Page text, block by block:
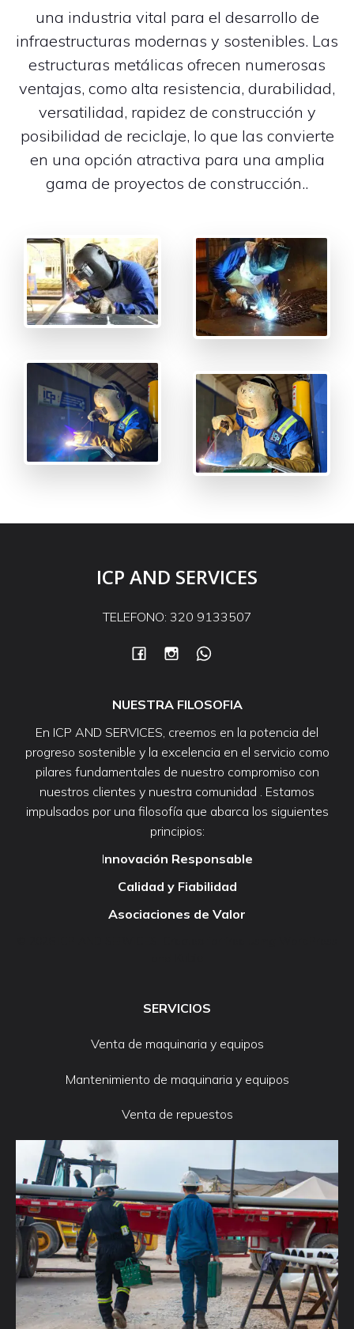
una industria vital para el desarrollo de
infraestructuras modernas y sostenibles. Las
estructuras metálicas ofrecen numerosas
ventajas, como alta resistencia, durabilidad,
versatilidad, rapidez de construcción y
posibilidad de reciclaje, lo que las convierte
en una opción atractiva para una amplia
gama de proyectos de construcción..
ICP AND SERVICES
TELEFONO: 320 9133507
NUESTRA FILOSOFIA
En ICP AND SERVICES, creemos en la potencia del
progreso sostenible y la excelencia en el servicio como
pilares fundamentales de nuestro compromiso con
nuestros clientes y nuestra comunidad . Estamos
impulsados por una filosofía que abarca los siguientes
principios:
Innovación Responsable
Calidad y Fiabilidad
Asociaciones de Valor
SERVICIOS
Venta de maquinaria y equipos
Mantenimiento de maquinaria y equipos
Venta de repuestos